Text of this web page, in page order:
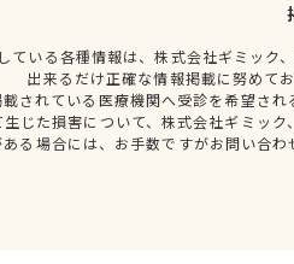
ている各種情報は、株式会社ギミック
出来るだけ正確な情報掲載に努めて
載されている医療機関へ受診を希望さ
じた損害について、株式会社ギミッ
る場合には、お手数ですがお問い合